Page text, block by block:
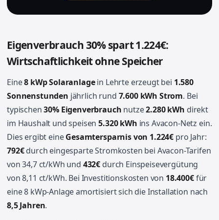
Eigenverbrauch 30% spart 1.224€:
Wirtschaftlichkeit ohne Speicher
Eine8 kWp Solaranlagein Lehrte erzeugt bei 1.580
Sonnenstunden jährlich rund 7.600 kWh Strom. Bei
typischen30% Eigenverbrauch nutze2.280 kWh direkt
im Haushalt und speisen5.320 kWh ins Avacon-Netz ein.
Dies ergibt eineGesamtersparnis von 1.224€ pro Jahr:
792€durch eingesparte Stromkosten bei Avacon-Tarifen
von 34,7 ct/kWh und 432€ durch Einspeisevergütung
von 8,11 ct/kWh. Bei Investitionskosten von 18.400€für
eine 8 kWp-Anlage amortisiert sich die Installation nach
8,5 Jahren.